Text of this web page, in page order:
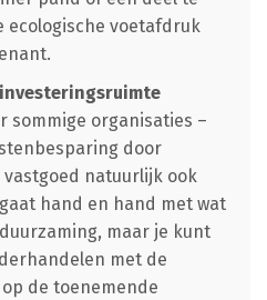
voetafdruk
sommige organisaties –
door
natuurlijk ook
hand en hand met wat
maar je kunt
met de
de toenemende